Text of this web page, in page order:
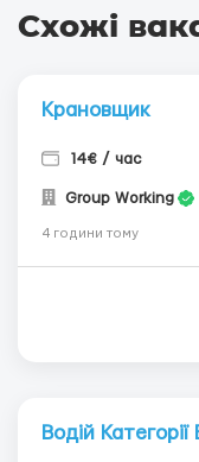
Схожі
Крановщик
14€ / час
Group Working
4 години тому
Водій Категорії